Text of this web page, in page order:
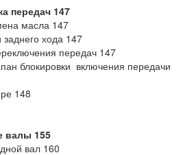
передач 147
масла 147
хода 147
передач 147
блокировки включения передачи
148
валы 155
вал 160